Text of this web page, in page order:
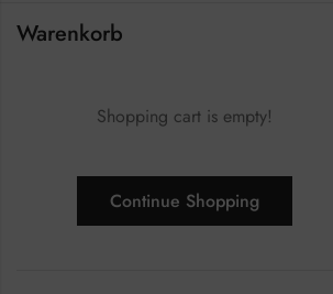
Warenkorb
Shopping cart is empty!
Continue Shopping